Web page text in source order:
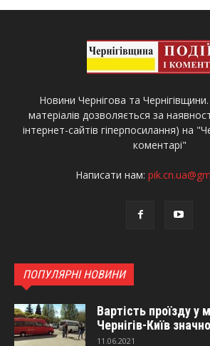
Новини Чернігова та
матеріалів дозволяється за
інтернет-сайтів гіперпосилання) на
коментарі"
Написати нам:
ПОПУЛЯРНІ НОВИНИ
Вартість проїзду у
Чернігів-Київ
11.06.2021